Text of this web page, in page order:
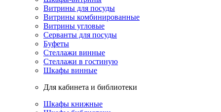
Витрины для посуды
Витрины комбинированные
Витрины угловые
Серванты для посуды
Буфеты
Стеллажи винные
Стеллажи в гостиную
Шкафы винные
Для кабинета и библиотеки
Шкафы книжные